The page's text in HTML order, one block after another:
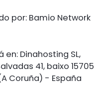
por: Bamio Network
Dinahosting SL,
41, baixo 15705
Coruña) - España